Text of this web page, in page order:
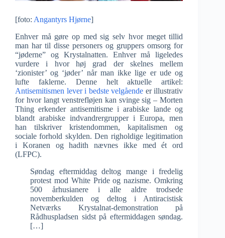
[foto: Angantyrs Hjørne]
Enhver må gøre op med sig selv hvor meget tillid
man har til disse personers og gruppers omsorg for
“jøderne” og Krystalnatten. Enhver må ligeledes
vurdere i hvor høj grad der skelnes mellem
‘zionister’ og ‘jøder’ når man ikke lige er ude og
lufte faklerne. Denne helt aktuelle artikel:
Antisemitismen lever i bedste velgående er illustrativ
for hvor langt venstrefløjen kan svinge sig – Morten
Thing erkender antisemitisme i arabiske lande og
blandt arabiske indvandrergrupper i Europa, men
han tilskriver kristendommen, kapitalismen og
sociale forhold skylden. Den righoldige legitimation
i Koranen og hadith nævnes ikke med ét ord
(LFPC).
Søndag eftermiddag deltog mange i fredelig
protest mod White Pride og nazisme. Omkring
500 århusianere i alle aldre trodsede
novemberkulden og deltog i Antiracistisk
Netværks Krystalnat-demonstration på
Rådhuspladsen sidst på eftermiddagen søndag.
[…]